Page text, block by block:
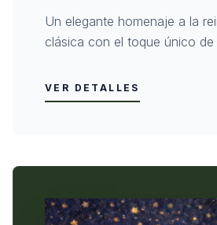
Un elegante homenaje a la
clásica con el toque único de
VER DETALLES